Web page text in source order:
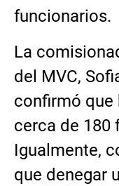
funcionarios.
La
del MVC,
confirmó que
cerca de 180
Igualmente,
que denegar